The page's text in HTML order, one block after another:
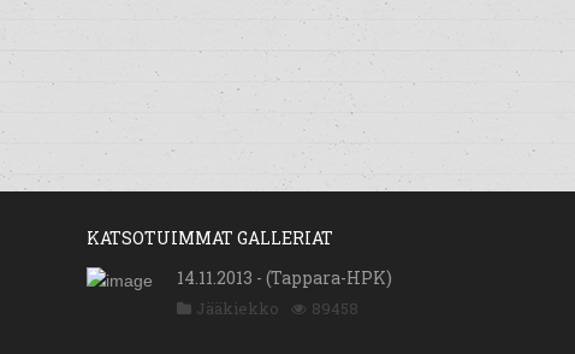
KATSOTUIMMAT GALLERIAT
14.11.2013 - (Tappara-HPK)
Jääkiekko 89458